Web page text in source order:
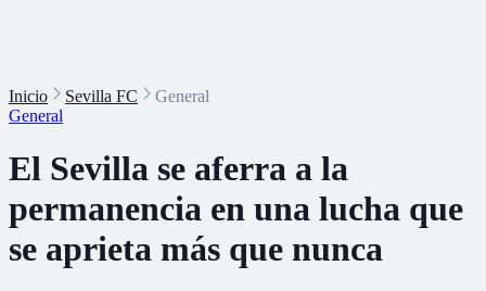
Inicio Sevilla FC
General
General
El Sevilla se aferra a la
permanencia en una lucha que
se aprieta más que nunca